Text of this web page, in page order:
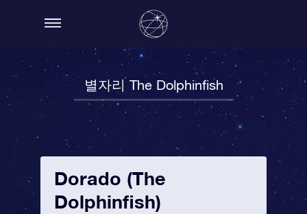
별자리 The Dolphinfish
Dorado (The
Dolphinfish)